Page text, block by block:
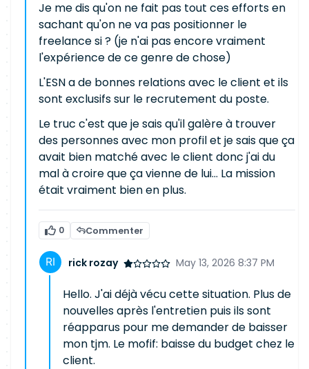
Je me dis qu'on ne fait pas tout ces efforts en
sachant qu'on ne va pas positionner le
freelance si ? (je n'ai pas encore vraiment
l'expérience de ce genre de chose)
L'ESN a de bonnes relations avec le client et ils
sont exclusifs sur le recrutement du poste.
Le truc c'est que je sais qu'il galère à trouver
des personnes avec mon profil et je sais que ça
avait bien matché avec le client donc j'ai du
mal à croire que ça vienne de lui... La mission
était vraiment bien en plus.
0 Commenter
rick rozay May 13, 2026 8:37 PM
Hello. J'ai déjà vécu cette situation. Plus de
nouvelles après l'entretien puis ils sont
réapparus pour me demander de baisser
mon tjm. Le mofif: baisse du budget chez le
client.